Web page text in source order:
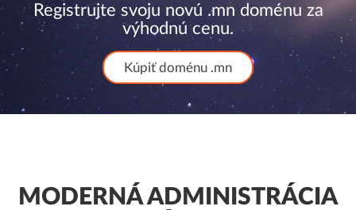
Registrujte svoju novú .mn doménu za
výhodnú cenu.
Kúpiť doménu .mn
MODERNÁ ADMINISTRÁCIA